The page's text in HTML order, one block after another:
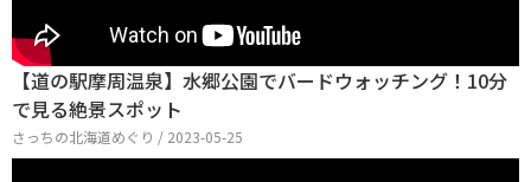
【道の駅摩周温泉】水郷公園でバードウォッチング！10分
で見る絶景スポット
さっちの北海道めぐり / 2023-05-25